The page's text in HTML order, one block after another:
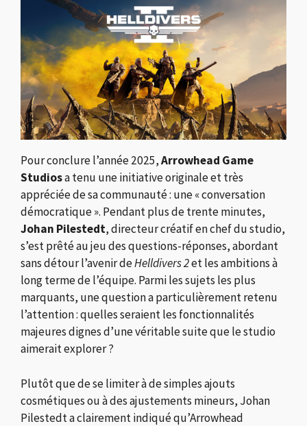
Pour conclure l’année 2025,Arrowhead Game
Studiosa tenu une initiative originale et très
appréciée de sa communauté : une « conversation
démocratique ». Pendant plus de trente minutes,
Johan Pilestedt, directeur créatif en chef du studio,
s’est prêté au jeu des questions-réponses, abordant
sans détour l’avenir deHelldivers 2et les ambitions à
long terme de l’équipe. Parmi les sujets les plus
marquants, une question a particulièrement retenu
l’attention : quelles seraient les fonctionnalités
majeures dignes d’une véritable suite que le studio
aimerait explorer ?
Plutôt que de se limiter à de simples ajouts
cosmétiques ou à des ajustements mineurs, Johan
Pilestedt a clairement indiqué qu’Arrowhead